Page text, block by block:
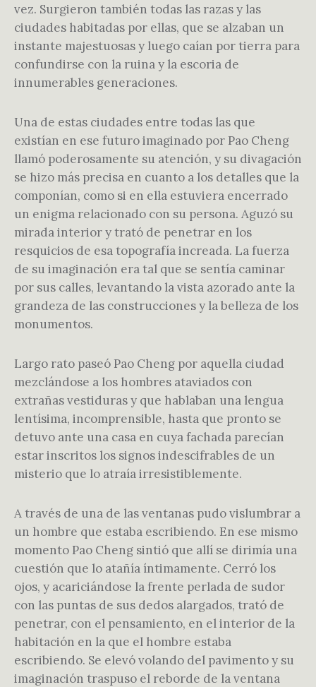
vez. Surgieron también todas las razas y las
ciudades habitadas por ellas, que se alzaban un
instante majestuosas y luego caían por tierra para
confundirse con la ruina y la escoria de
innumerables generaciones.
Una de estas ciudades entre todas las que
existían en ese futuro imaginado por Pao Cheng
llamó poderosamente su atención, y su divagación
se hizo más precisa en cuanto a los detalles que la
componían, como si en ella estuviera encerrado
un enigma relacionado con su persona. Aguzó su
mirada interior y trató de penetrar en los
resquicios de esa topografía increada. La fuerza
de su imaginación era tal que se sentía caminar
por sus calles, levantando la vista azorado ante la
grandeza de las construcciones y la belleza de los
monumentos.
Largo rato paseó Pao Cheng por aquella ciudad
mezclándose a los hombres ataviados con
extrañas vestiduras y que hablaban una lengua
lentísima, incomprensible, hasta que pronto se
detuvo ante una casa en cuya fachada parecían
estar inscritos los signos indescifrables de un
misterio que lo atraía irresistiblemente.
A través de una de las ventanas pudo vislumbrar a
un hombre que estaba escribiendo. En ese mismo
momento Pao Cheng sintió que allí se dirimía una
cuestión que lo atañía íntimamente. Cerró los
ojos, y acariciándose la frente perlada de sudor
con las puntas de sus dedos alargados, trató de
penetrar, con el pensamiento, en el interior de la
habitación en la que el hombre estaba
escribiendo. Se elevó volando del pavimento y su
imaginación traspuso el reborde de la ventana